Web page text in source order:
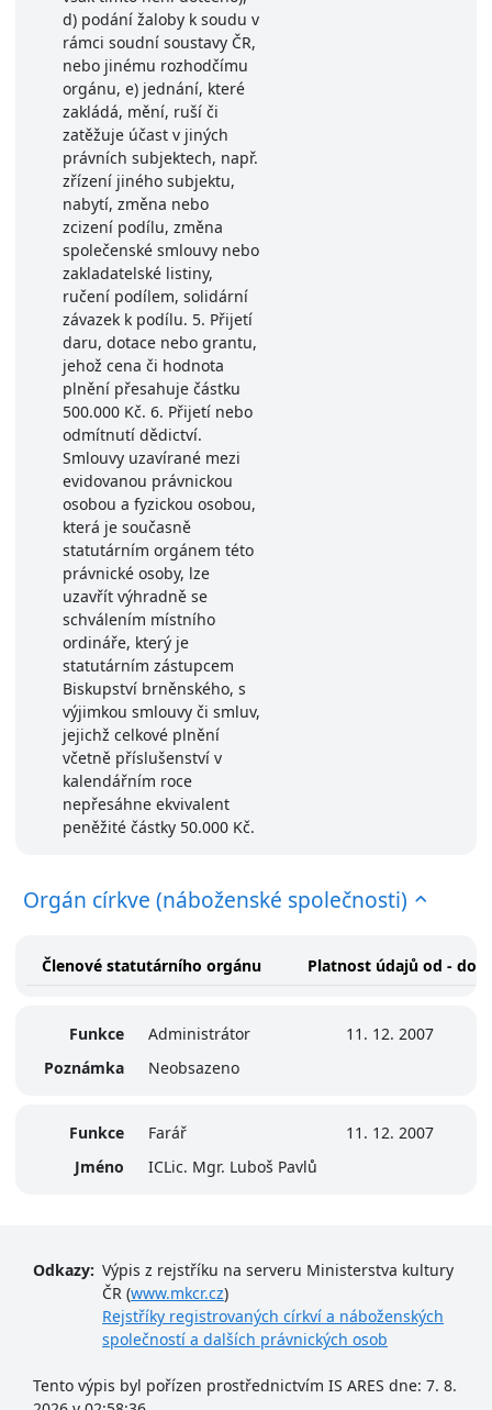
d) podání žaloby k soudu v
rámci soudní soustavy ČR,
nebo jinému rozhodčímu
orgánu, e) jednání, které
zakládá, mění, ruší či
zatěžuje účast v jiných
právních subjektech, např.
zřízení jiného subjektu,
nabytí, změna nebo
zcizení podílu, změna
společenské smlouvy nebo
zakladatelské listiny,
ručení podílem, solidární
závazek k podílu. 5. Přijetí
daru, dotace nebo grantu,
jehož cena či hodnota
plnění přesahuje částku
500.000 Kč. 6. Přijetí nebo
odmítnutí dědictví.
Smlouvy uzavírané mezi
evidovanou právnickou
osobou a fyzickou osobou,
která je současně
statutárním orgánem této
právnické osoby, lze
uzavřít výhradně se
schválením místního
ordináře, který je
statutárním zástupcem
Biskupství brněnského, s
výjimkou smlouvy či smluv,
jejichž celkové plnění
včetně příslušenství v
kalendářním roce
nepřesáhne ekvivalent
peněžité částky 50.000 Kč.
Orgán církve (náboženské společnosti)
Členové statutárního orgánu Platnost údajů od - do
Funkce Administrátor
11. 12. 2007
Poznámka
Neobsazeno
Funkce Farář
11. 12. 2007
Jméno
ICLic. Mgr. Luboš Pavlů
Odkazy: Výpis z rejstříku na serveru Ministerstva kultury
ČR (www.mkcr.cz)
Rejstříky registrovaných církví a náboženských
společností a dalších právnických osob
Tento výpis byl pořízen prostřednictvím IS ARES dne: 7. 8.